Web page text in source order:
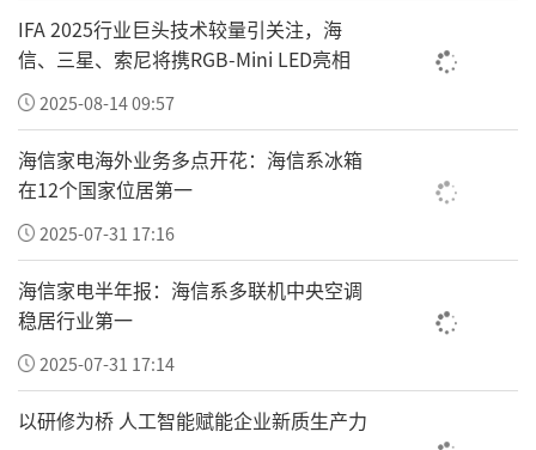
3.跨界强强联合：公益联盟全民共建
立足工程全国化发展布局，金钥匙工程以中国
关心下一代健康体育基金会为权威背书、修正
修修爱为核心落地主体，发起筹建全国爱心公
益联盟战略项目，跨界整合多行业资源，从单
一企业公益升级全民共建公益平台，下设四大
协作板块：
医药产业协作联盟：依托修修爱全国医药终端
资源，由金钥匙工程牵头吸纳全国连锁药企、
连锁药房、健康服务机构入盟，以线下门店作
IFA 2025行业巨头技术较量引关注，海
信、三星、索尼将携RGB-Mini LED亮相
2025-08-14 09:57
海信家电海外业务多点开花：海信系冰箱
在12个国家位居第一
2025-07-31 17:16
海信家电半年报：海信系多联机中央空调
稳居行业第一
2025-07-31 17:14
以研修为桥 人工智能赋能企业新质生产力